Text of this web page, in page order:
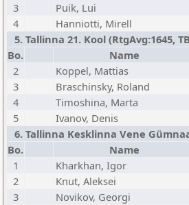
3
Puik, Lui
4
Hanniotti, Mirell
5. Tallinna 21. Kool (RtgAvg:1645,
Bo.
Name
2
Koppel, Mattias
3
Braschinsky, Roland
4
Timoshina, Marta
5
Ivanov, Denis
6. Tallinna Kesklinna Vene
Bo.
Name
1
Kharkhan, Igor
2
Knut, Aleksei
3
Novikov, Georgi